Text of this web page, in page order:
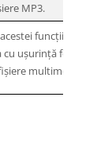
MP3.
funcții, puteți
ușurință fotografii
multimedia.